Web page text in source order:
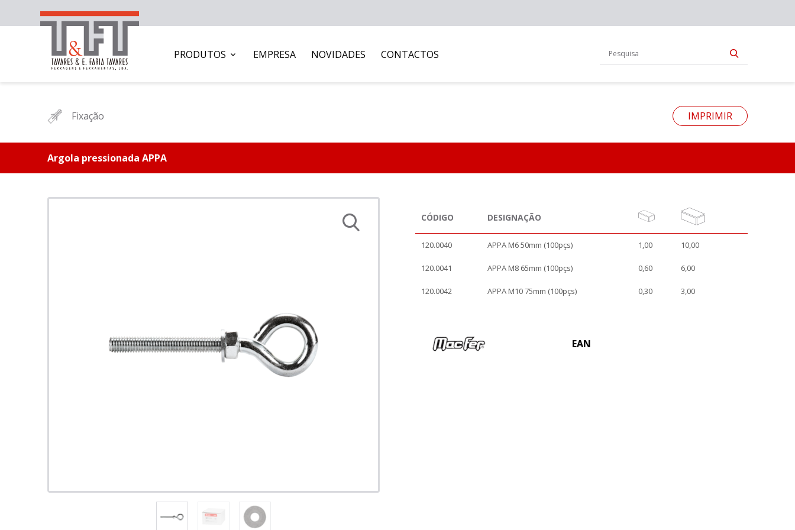
PRODUTOS EMPRESA NOVIDADES CONTACTOS
Fixação IMPRIMIR
Argola pressionada APPA
CÓDIGO DESIGNAÇÃO
120.0040 APPA M6 50mm (100pçs) 1,00 10,00
120.0041 APPA M8 65mm (100pçs) 0,60 6,00
120.0042 APPA M10 75mm (100pçs) 0,30 3,00
EAN